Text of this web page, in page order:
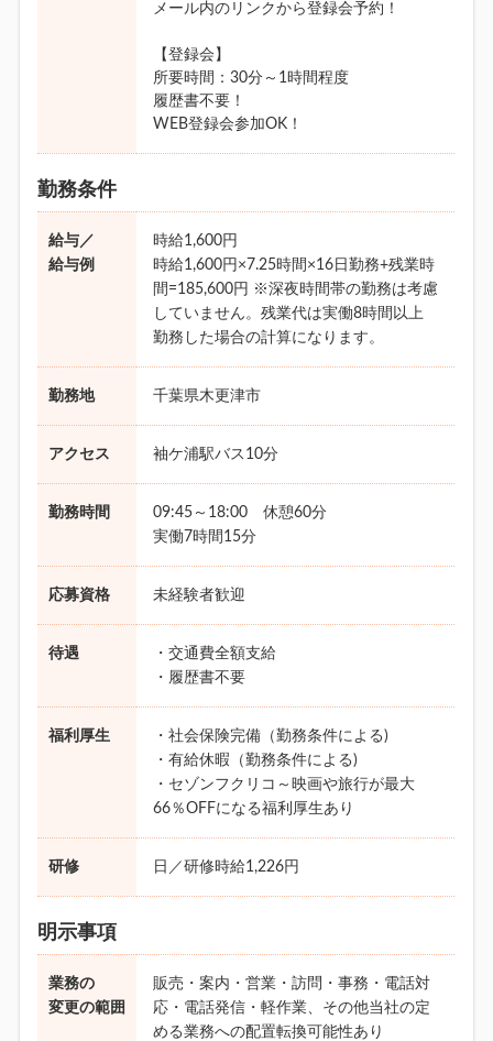
メール内のリンクから登録会予約！
【登録会】
所要時間：30分～1時間程度
履歴書不要！
WEB登録会参加OK！
勤務条件
給与／
給与例
時給1,600円
時給1,600円×7.25時間×16日勤務+残業時
間=185,600円 ※深夜時間帯の勤務は考慮
していません。残業代は実働8時間以上
勤務した場合の計算になります。
勤務地 千葉県木更津市
アクセス 袖ケ浦駅バス10分
勤務時間
09:45～18:00 休憩60分
実働7時間15分
応募資格 未経験者歓迎
待遇
・交通費全額支給
・履歴書不要
福利厚生
・社会保険完備（勤務条件による)
・有給休暇（勤務条件による)
・セゾンフクリコ～映画や旅行が最大
66％OFFになる福利厚生あり
研修 日／研修時給1,226円
明示事項
業務の
変更の範囲
販売・案内・営業・訪問・事務・電話対
応・電話発信・軽作業、その他当社の定
める業務への配置転換可能性あり